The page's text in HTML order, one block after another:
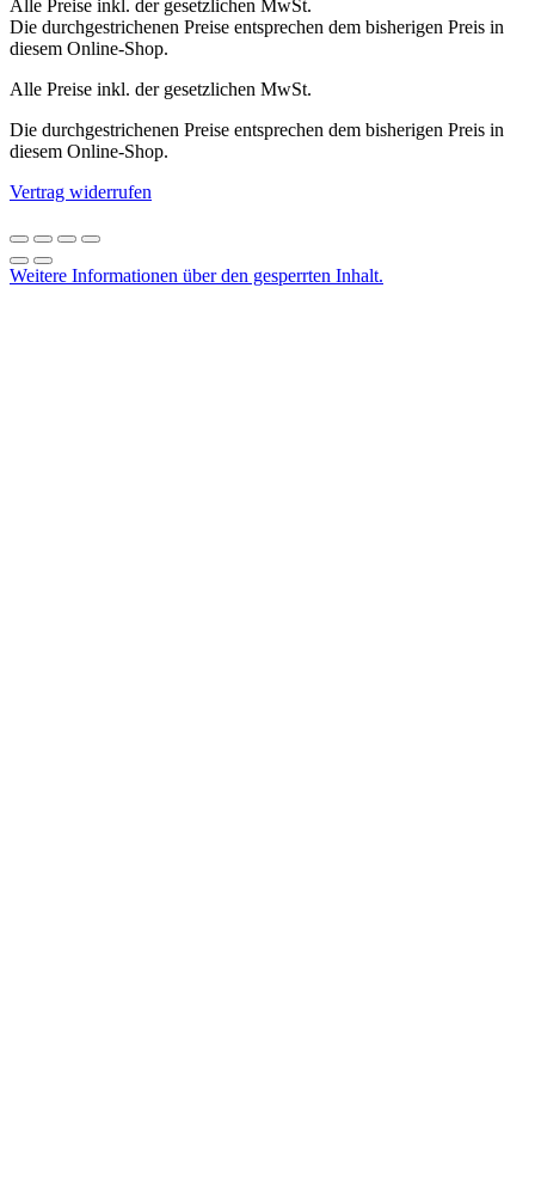
Alle Preise inkl. der gesetzlichen MwSt.
Die durchgestrichenen Preise entsprechen dem bisherigen Preis in
diesem Online-Shop.
Alle Preise inkl. der gesetzlichen MwSt.
Die durchgestrichenen Preise entsprechen dem bisherigen Preis in
diesem Online-Shop.
Vertrag widerrufen
Weitere Informationen über den gesperrten Inhalt.